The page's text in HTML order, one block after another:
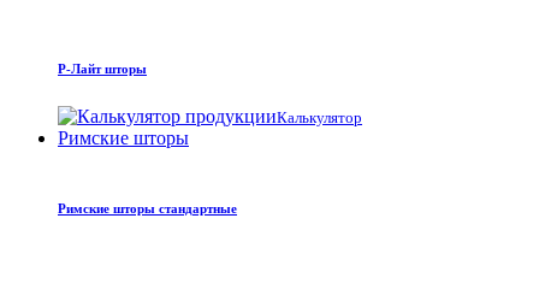
Р-Лайт шторы
Калькулятор
Римские шторы
Римские шторы стандартные